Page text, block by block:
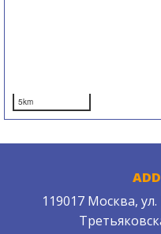
5km
119017 Москва,